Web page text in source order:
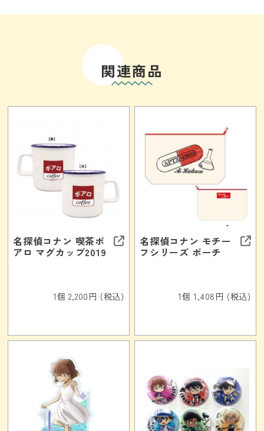
関連商品
名探偵コナン 喫茶ポ
アロ マグカップ2019
1個 2,200円 (税込)
名探偵コナン モチー
フシリーズ ポーチ
1個 1,408円 (税込)